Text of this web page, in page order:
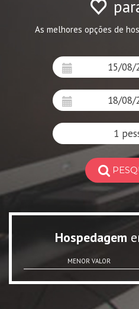
As melhores opções de
1
Hospedagem
MENOR VALOR